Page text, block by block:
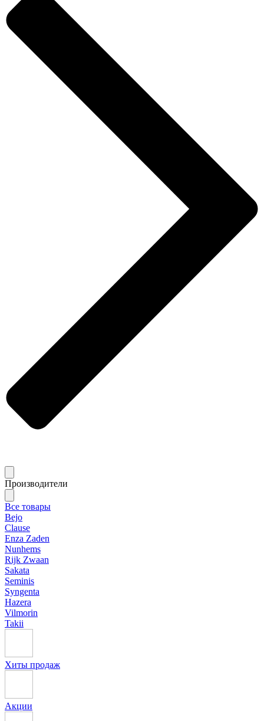
Производители
Все товары
Bejo
Clause
Enza Zaden
Nunhems
Rijk Zwaan
Sakata
Seminis
Syngenta
Hazera
Vilmorin
Takii
Хиты продаж
Акции